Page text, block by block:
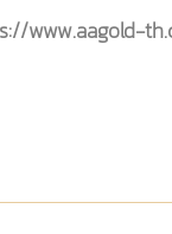
www.aagold-